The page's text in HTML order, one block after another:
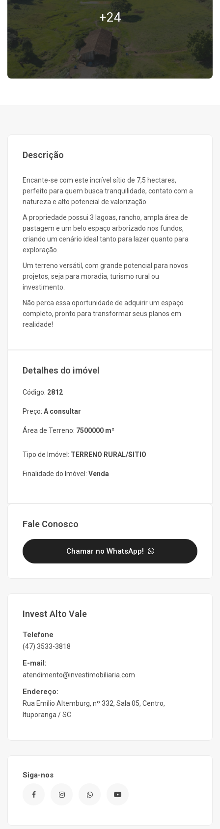
+24
Descrição
Encante-se com este incrível sítio de 7,5 hectares,
perfeito para quem busca tranquilidade, contato com a
natureza e alto potencial de valorização.
A propriedade possui 3 lagoas, rancho, ampla área de
pastagem e um belo espaço arborizado nos fundos,
criando um cenário ideal tanto para lazer quanto para
exploração.
Um terreno versátil, com grande potencial para novos
projetos, seja para moradia, turismo rural ou
investimento.
Não perca essa oportunidade de adquirir um espaço
completo, pronto para transformar seus planos em
realidade!
Detalhes do imóvel
Código: 2812
Preço: A consultar
Área de Terreno: 7500000 m²
Tipo de Imóvel: TERRENO RURAL/SITIO
Finalidade do Imóvel: Venda
Fale Conosco
Chamar no WhatsApp!
Invest Alto Vale
Telefone
(47) 3533-3818
E-mail:
atendimento@investimobiliaria.com
Endereço:
Rua Emílio Altemburg, nº 332, Sala 05, Centro,
Ituporanga / SC
Siga-nos